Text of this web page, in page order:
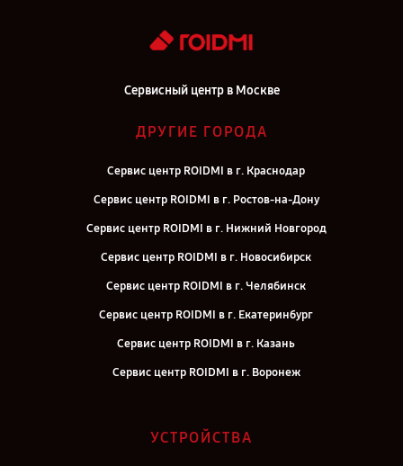
Сервисный центр в Москве
ДРУГИЕ ГОРОДА
Сервис центр ROIDMI в г. Краснодар
Сервис центр ROIDMI в г. Ростов-на-Дону
Сервис центр ROIDMI в г. Нижний Новгород
Сервис центр ROIDMI в г. Новосибирск
Сервис центр ROIDMI в г. Челябинск
Сервис центр ROIDMI в г. Екатеринбург
Сервис центр ROIDMI в г. Казань
Сервис центр ROIDMI в г. Воронеж
Сервис центр ROIDMI в г. Самара
УСТРОЙСТВА